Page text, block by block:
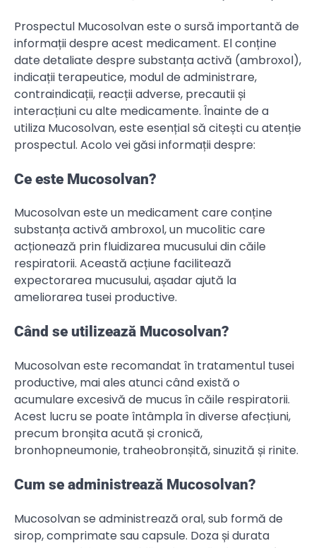
Prospectul Mucosolvan este o sursă importantă de
informații despre acest medicament. El conține
date detaliate despre substanța activă (ambroxol),
indicații terapeutice, modul de administrare,
contraindicații, reacții adverse, precautii și
interacțiuni cu alte medicamente. Înainte de a
utiliza Mucosolvan, este esențial să citești cu atenție
prospectul. Acolo vei găsi informații despre:
Ce este Mucosolvan?
Mucosolvan este un medicament care conține
substanța activă ambroxol, un mucolitic care
acționează prin fluidizarea mucusului din căile
respiratorii. Această acțiune facilitează
expectorarea mucusului, așadar ajută la
ameliorarea tusei productive.
Când se utilizează Mucosolvan?
Mucosolvan este recomandat în tratamentul tusei
productive, mai ales atunci când există o
acumulare excesivă de mucus în căile respiratorii.
Acest lucru se poate întâmpla în diverse afecțiuni,
precum bronșita acută și cronică,
bronhopneumonie, traheobronșită, sinuzită și rinite.
Cum se administrează Mucosolvan?
Mucosolvan se administrează oral, sub formă de
sirop, comprimate sau capsule. Doza și durata